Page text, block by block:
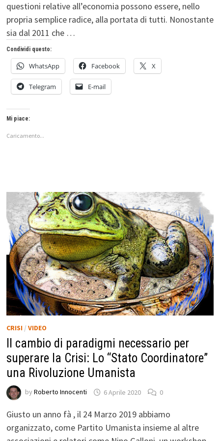
questioni relative all’economia possono essere, nello
propria semplice radice, alla portata di tutti. Nonostante
sia dal 2011 che …
Condividi questo:
WhatsApp Facebook X
Telegram E-mail
Mi piace:
Caricamento...
CRISI / VIDEO
Il cambio di paradigmi necessario per
superare la Crisi: Lo “Stato Coordinatore”
una Rivoluzione Umanista
by Roberto Innocenti 6 Aprile 2020 0
Giusto un anno fà , il 24 Marzo 2019 abbiamo
organizzato, come Partito Umanista insieme al altre